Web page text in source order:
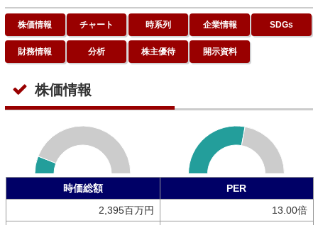
株価情報 チャート 時系列 企業情報 SDGs
財務情報 分析 株主優待 開示資料
株価情報
時価総額
PER
2,395百万円
13.00倍